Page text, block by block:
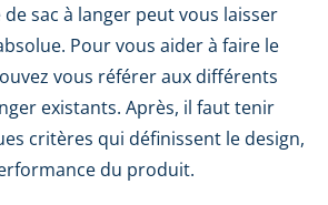
de sac à langer peut vous laisser
Pour vous aider à faire le
vous référer aux différents
existants. Après, il faut tenir
critères qui définissent le design,
du produit.